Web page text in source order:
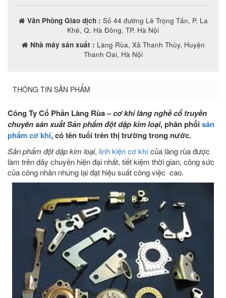
Văn Phòng Giao dịch : Số 44 đường Lê Trọng Tấn, P. La
Khê, Q. Hà Đông, TP. Hà Nội
Nhà máy sản xuất : Làng Rùa, Xã Thanh Thùy, Huyện
Thanh Oai, Hà Nội
THÔNG TIN SẢN PHẨM
Công Ty Cổ Phần Làng Rùa –cơ khí làng nghề cổ truyền
chuyên sản xuất Sản phẩm đột dập kim loại, phân phốisản
phẩm cơ khí, có tên tuổi trên thị trường trong nước.
Sản phẩm đột dập kim loại, linh kiện cơ khícủa làng rùa được
làm trên dây chuyền hiện đại nhất, tiết kiệm thời gian, công sức
của công nhân nhưng lại đạt hiệu suất công việc cao.